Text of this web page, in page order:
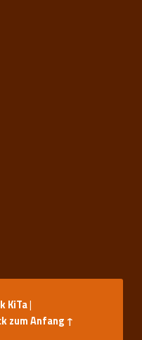
KiTa|
zum Anfang ↑